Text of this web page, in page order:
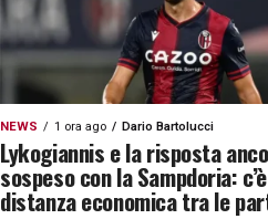
NEWS 1 ora ago Dario Bartolucci
Lykogiannis e la risposta
sospeso con la Sampdoria:
distanza economica tra le